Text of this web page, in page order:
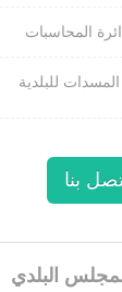
المحاسبات
للبلدية
بنا
البلدي